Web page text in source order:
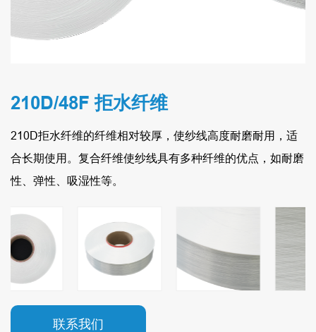
210D/48F 拒水纤维
210D拒水纤维的纤维相对较厚，使纱线高度耐磨耐用，适
合长期使用。复合纤维使纱线具有多种纤维的优点，如耐磨
性、弹性、吸湿性等。
联系我们